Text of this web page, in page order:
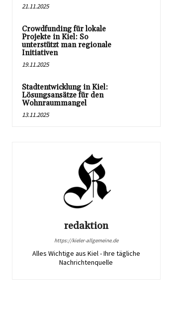
21.11.2025
Crowdfunding für lokale
Projekte in Kiel: So
unterstützt man regionale
Initiativen
19.11.2025
Stadtentwicklung in Kiel:
Lösungsansätze für den
Wohnraummangel
13.11.2025
redaktion
https://kieler-allgemeine.de
Alles Wichtige aus Kiel - Ihre tägliche
Nachrichtenquelle